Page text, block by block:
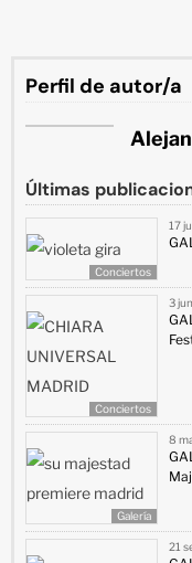
Perfil de autor/a
Últimas
Conciertos
17
Conciertos
3
Galería
8
21